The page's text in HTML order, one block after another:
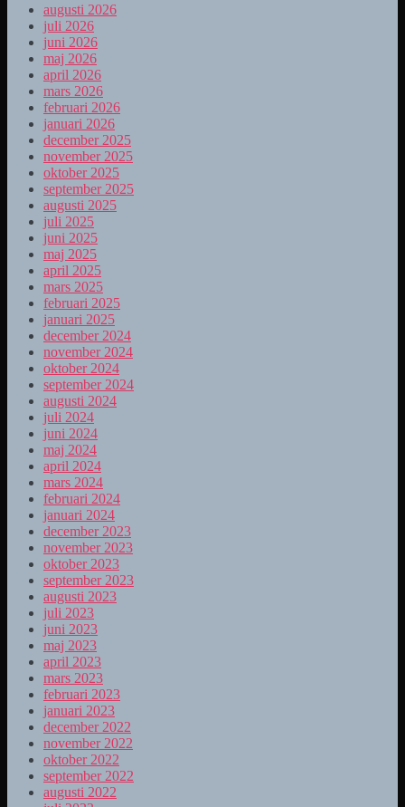
augusti 2026
juli 2026
juni 2026
maj 2026
april 2026
mars 2026
februari 2026
januari 2026
december 2025
november 2025
oktober 2025
september 2025
augusti 2025
juli 2025
juni 2025
maj 2025
april 2025
mars 2025
februari 2025
januari 2025
december 2024
november 2024
oktober 2024
september 2024
augusti 2024
juli 2024
juni 2024
maj 2024
april 2024
mars 2024
februari 2024
januari 2024
december 2023
november 2023
oktober 2023
september 2023
augusti 2023
juli 2023
juni 2023
maj 2023
april 2023
mars 2023
februari 2023
januari 2023
december 2022
november 2022
oktober 2022
september 2022
augusti 2022